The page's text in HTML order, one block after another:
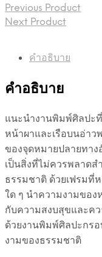
Previous Product
Next Product
คำอธิบาย
คำอธิบาย
แนะนำงานพิมพ์ศิลปะ
หน้าผาและเรือบนอ่า
ของจุดหมายปลายทาง
เป็นสิ่งที่ไม่ควรพลาด
ธรรมชาติ ด้วยเฟรมที่
ใด ๆ นำความงามขอ
กับความสงบสุขและค
ด้วยงานพิมพ์ศิลปะกร
งามของธรรมชาติ